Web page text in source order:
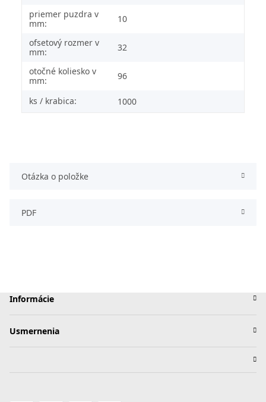
priemer puzdra v
mm:
10
ofsetový rozmer v
mm:
32
otočné koliesko v
mm:
96
ks / krabica: 1000
Otázka o položke
PDF
Informácie
Usmernenia